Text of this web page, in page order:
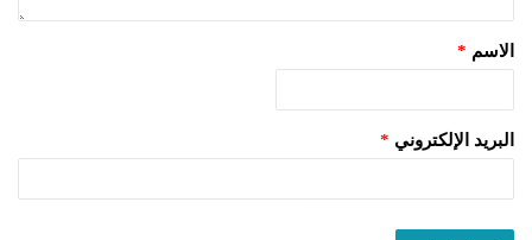
الاسم *
البريد الإلكتروني *